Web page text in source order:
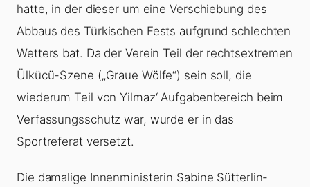
hatte, in der dieser um eine Verschiebung des
Abbaus des Türkischen Fests aufgrund schlechten
Wetters bat. Da der Verein Teil der rechtsextremen
Ülkücü-Szene („Graue Wölfe“) sein soll, die
wiederum Teil von Yilmaz‘ Aufgabenbereich beim
Verfassungsschutz war, wurde er in das
Sportreferat versetzt.
Die damalige Innenministerin Sabine Sütterlin-